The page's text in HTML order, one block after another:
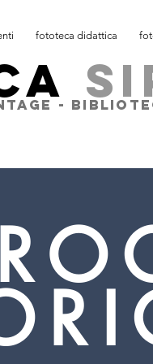
fototeca didattica
-